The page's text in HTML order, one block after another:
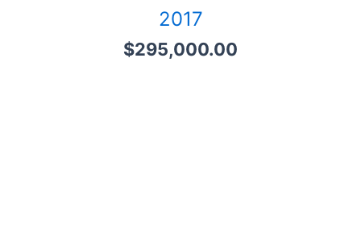
2017
$295,000.00